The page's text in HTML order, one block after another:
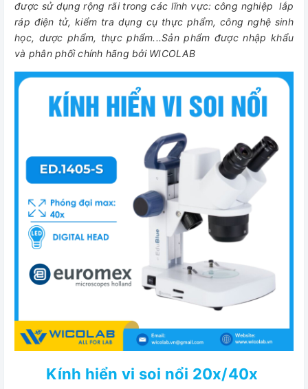
được sử dụng rộng rãi trong các lĩnh vực: công nghiệp lắp
ráp điện tử, kiểm tra dụng cụ thực phẩm, công nghệ sinh
học, dược phẩm, thực phẩm...Sản phẩm được nhập khẩu
và phân phối chính hãng bởi WICOLAB
Kính hiển vi soi nổi 20x/40x